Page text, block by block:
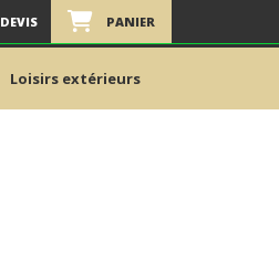
DEVIS PANIER
Loisirs extérieurs